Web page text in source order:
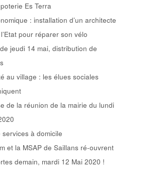
Es Terra
: installation d’un architecte
pour réparer son vélo
jeudi 14 mai, distribution de
au village : les élues sociales
de la réunion de la mairie du lundi
services à domicile
et la MSAP de Saillans ré-ouvrent
demain, mardi 12 Mai 2020 !